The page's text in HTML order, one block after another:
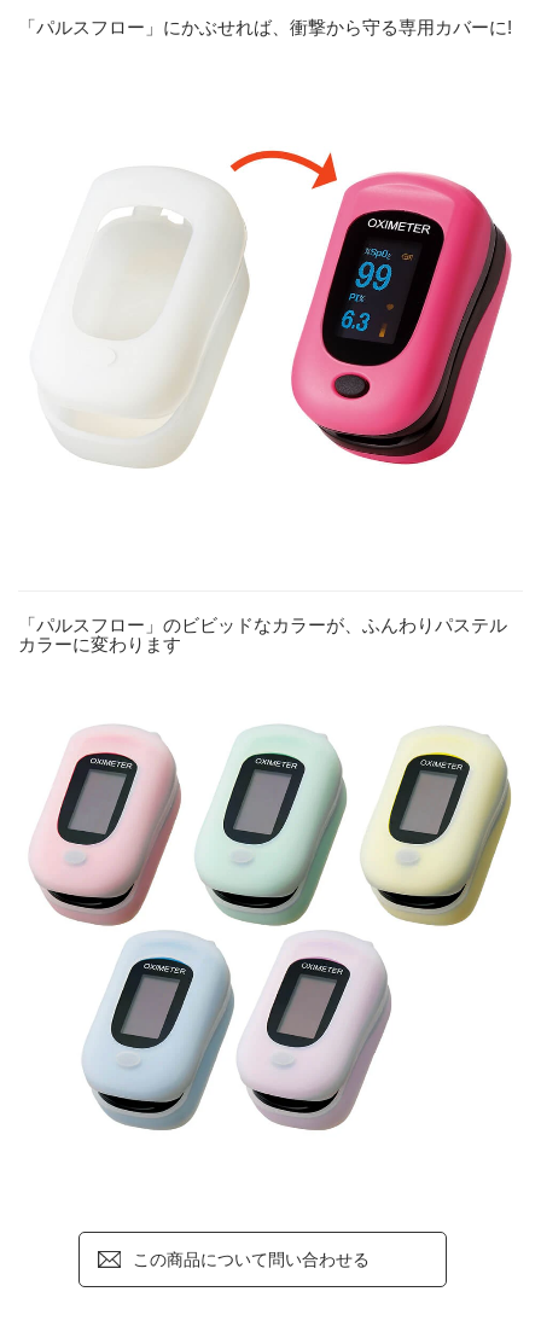
「パルスフロー」にかぶせれば、衝撃から守る専用カバーに!
「パルスフロー」のビビッドなカラーが、ふんわりパステル
カラーに変わります
この商品について問い合わせる